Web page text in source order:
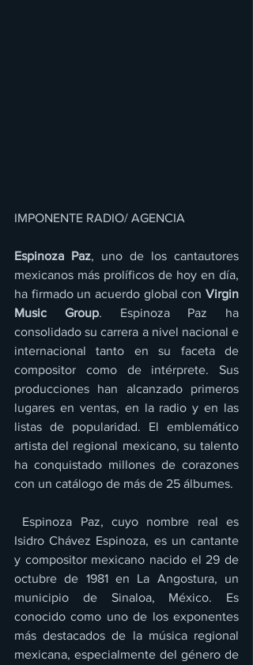
IMPONENTE RADIO/ AGENCIA
Espinoza Paz, uno de los cantautores
mexicanos más prolíficos de hoy en día,
ha firmado un acuerdo global con Virgin
Music Group. Espinoza Paz ha
consolidado su carrera a nivel nacional e
internacional tanto en su faceta de
compositor como de intérprete. Sus
producciones han alcanzado primeros
lugares en ventas, en la radio y en las
listas de popularidad. El emblemático
artista del regional mexicano, su talento
ha conquistado millones de corazones
con un catálogo de más de 25 álbumes.
Espinoza Paz, cuyo nombre real es
Isidro Chávez Espinoza, es un cantante
y compositor mexicano nacido el 29 de
octubre de 1981 en La Angostura, un
municipio de Sinaloa, México. Es
conocido como uno de los exponentes
más destacados de la música regional
mexicana, especialmente del género de